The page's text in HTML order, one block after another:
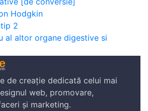
Hodgkin
2
al altor organe digestive si
de creație dedicată celui mai
web, promovare,
și marketing.